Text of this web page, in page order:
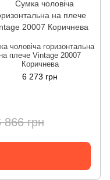
чоловіча горизонтальна
на плече Vintage 20007
Коричнева
6 273 грн
866 грн